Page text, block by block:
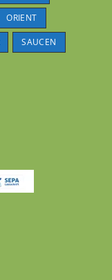
ORIENT
SAUCEN